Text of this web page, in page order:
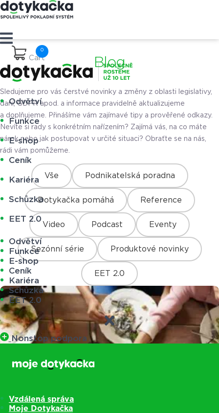
Cart
Odvětví
Funkce
E-shop
Ceník
Kariéra
Schůzka
EET 2.0
Odvětví
Funkce
E-shop
Ceník
Kariéra
Schůzka
EET 2.0
Nonstop podpora
Vzdálená správa
Moje Dotykačka
Blog
Sledujeme pro vás čerstvé novinky a změny z oblasti legislativy,
daní, GDPR apod. a informace pravidelně aktualizujeme
a doplňujeme. Přinášíme vám zajímavé tipy a prověřené odkazy.
Nevíte si rady s konkrétním nařízením? Zajímá vás, na co máte
nárok nebo jak postupovat v určité situaci? Obraťte se na nás,
rádi vám pomůžeme.
Vše Podnikatelská poradna
Dotykačka pomáhá Reference
Video Podcast Eventy
Sezónní série Produktové novinky
EET 2.0